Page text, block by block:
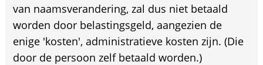
van naamsverandering, zal dus niet betaald
worden door belastingsgeld, aangezien de
enige 'kosten', administratieve kosten zijn. (Die
door de persoon zelf betaald worden.)